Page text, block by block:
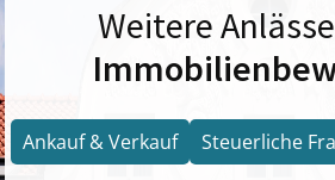
Weitere
Ankauf & Verkauf Steuerliche